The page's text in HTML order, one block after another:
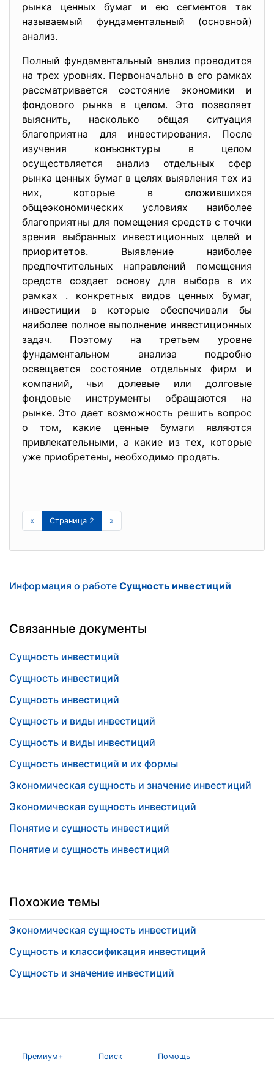
рынка ценных бумаг и ею сегментов так
называемый фундаментальный (основной)
анализ.
Полный фундаментальный анализ проводится
на трех уровнях. Первоначально в его рамках
рассматривается состояние экономики и
фондового рынка в целом. Это позволяет
выяснить, насколько общая ситуация
благоприятна для инвестирования. После
изучения конъюнктуры в целом
осуществляется анализ отдельных сфер
рынка ценных бумаг в целях выявления тех из
них, которые в сложившихся
общеэкономических условиях наиболее
благоприятны для помещения средств с точки
зрения выбранных инвестиционных целей и
приоритетов. Выявление наиболее
предпочтительных направлений помещения
средств создает основу для выбора в их
рамках . конкретных видов ценных бумаг,
инвестиции в которые обеспечивали бы
наиболее полное выполнение инвестиционных
задач. Поэтому на третьем уровне
фундаментальном анализа подробно
освещается состояние отдельных фирм и
компаний, чьи долевые или долговые
фондовые инструменты обращаются на
рынке. Это дает возможность решить вопрос
о том, какие ценные бумаги являются
привлекательными, а какие из тех, которые
уже приобретены, необходимо продать.
« Страница 2 »
Информация о работе Сущность инвестиций
Связанные документы
Сущность инвестиций
Сущность инвестиций
Сущность инвестиций
Сущность и виды инвестиций
Сущность и виды инвестиций
Сущность инвестиций и их формы
Экономическая сущность и значение инвестиций
Экономическая сущность инвестиций
Понятие и сущность инвестиций
Понятие и сущность инвестиций
Похожие темы
Экономическая сущность инвестиций
Сущность и классификация инвестиций
Сущность и значение инвестиций
Премиум+ Поиск Помощь